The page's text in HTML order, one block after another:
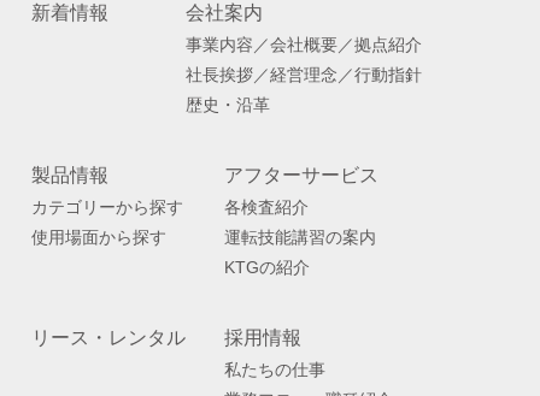
新着情報 会社案内
事業内容／会社概要／拠点紹介
社長挨拶／経営理念／行動指針
歴史・沿革
製品情報
カテゴリーから探す
使用場面から探す
アフターサービス
各検査紹介
運転技能講習の案内
KTGの紹介
リース・レンタル 採用情報
私たちの仕事